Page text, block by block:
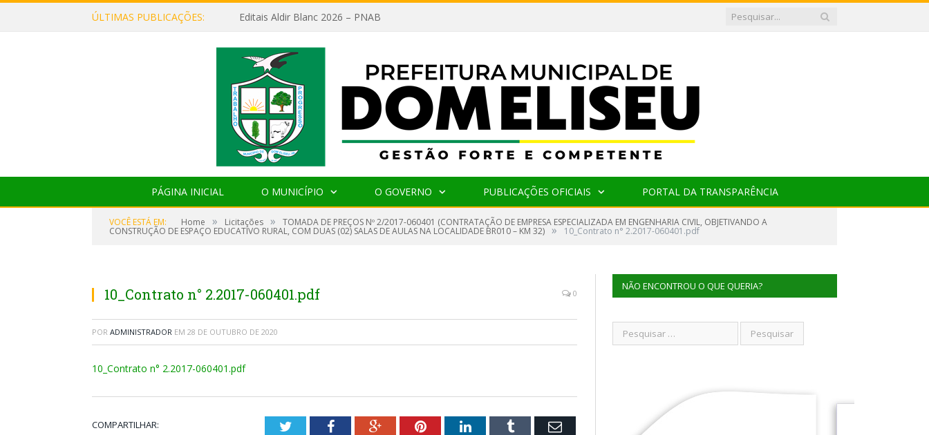
ÚLTIMAS PUBLICAÇÕES: Editais Aldir Blanc 2026 – PNAB
PÁGINA INICIAL O MUNICÍPIO O GOVERNO PUBLICAÇÕES OFICIAIS PORTAL DA TRANSPARÊNCIA
VOCÊ ESTÁ EM: Home » Licitações » TOMADA DE PREÇOS Nº 2/2017-060401 (CONTRATAÇÃO DE EMPRESA ESPECIALIZADA EM ENGENHARIA CIVIL, OBJETIVANDO A
CONSTRUÇÃO DE ESPAÇO EDUCATIVO RURAL, COM DUAS (02) SALAS DE AULAS NA LOCALIDADE BR010 – KM 32) » 10_Contrato n° 2.2017-060401.pdf
10_Contrato n° 2.2017-060401.pdf 0
POR ADMINISTRADOR EM 28 DE OUTUBRO DE 2020
10_Contrato n° 2.2017-060401.pdf
COMPARTILHAR: TwitterFacebookGoogle+PinterestLinkedInTumblr Email
NÃO ENCONTROU O QUE QUERIA?